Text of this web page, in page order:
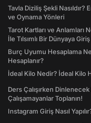
Tavla Diziliş Şekli Nasıldır?
ve Oynama Yönleri
Tarot Kartları ve Anlamları
İle Tılsımlı Bir Dünyaya Giriş
Burç Uyumu Hesaplama
Hesaplanır?
İdeal Kilo Nedir? İdeal Kilo
Ders Çalışırken
Çalışamayanlar Toplanın!
Instagram Giriş Nasıl